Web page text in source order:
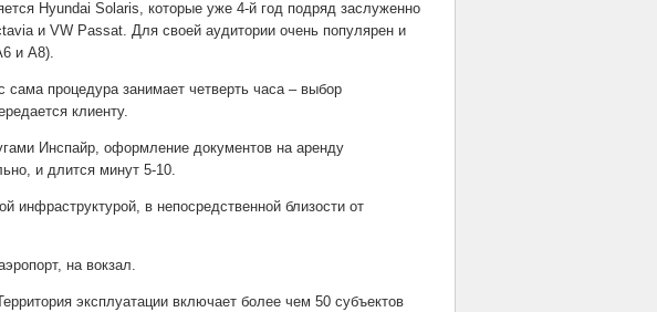
Hyundai Solaris, которые уже 4-й год подряд заслуженно
и VW Passat. Для своей аудитории очень популярен и
и A8).
сама процедура занимает четверть часа – выбор
клиенту.
Инспайр, оформление документов на аренду
и длится минут 5-10.
инфраструктурой, в непосредственной близости от
на вокзал.
эксплуатации включает более чем 50 субъектов